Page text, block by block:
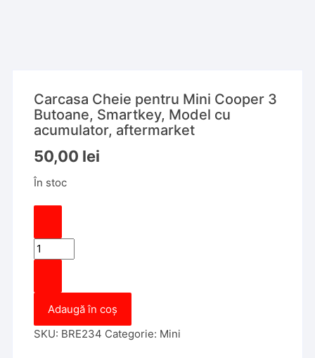
Carcasa Cheie pentru Mini Cooper 3
Butoane, Smartkey, Model cu
acumulator, aftermarket
50,00 lei
În stoc
Cantitate
Carcasa
pentru
Mini
Cooper
Adaugă în coș
SKU: BRE234 Categorie: Mini